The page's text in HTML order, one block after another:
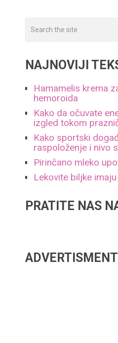
NAJNOVIJI
Hamamelis krema
hemoroida
Kako da očuvate
izgled tokom
Kako sportski
raspoloženje i nivo
Pirinčano mleko
Lekovite biljke
PRATITE NAS